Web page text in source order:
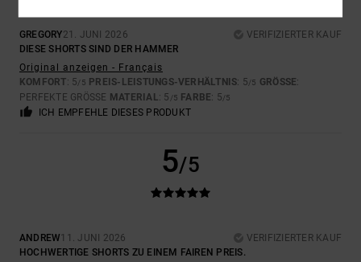
GREGORY21. JUNI 2026
VERIFIZIERTER KAUF
DIESE SHORTS SIND DER HAMMER
Original anzeigen - Français
KOMFORT: 5/5 PREIS-LEISTUNGS-VERHÄLTNIS: 5/5 GRÖSSE :
PERFEKTE GRÖSSE MATERIAL: 5 /5 FARBE: 5/5
ICH EMPFEHLE DIESES PRODUKT
5/5
ANDREW11. JUNI 2026
VERIFIZIERTER KAUF
HOCHWERTIGE SHORTS ZU EINEM FAIREN PREIS.